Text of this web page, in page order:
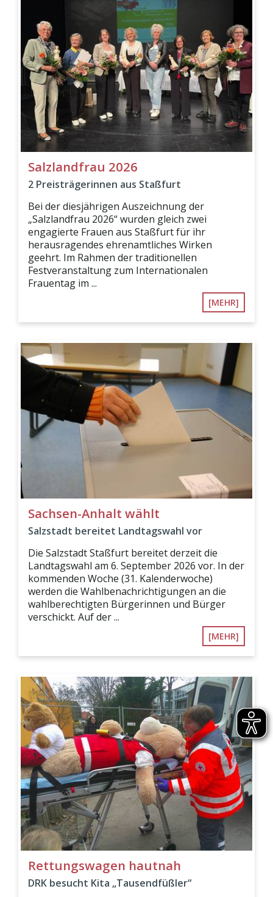
Salzlandfrau 2026
2 Preisträgerinnen aus Staßfurt
Bei der diesjährigen Auszeichnung der
„Salzlandfrau 2026“ wurden gleich zwei
engagierte Frauen aus Staßfurt für ihr
herausragendes ehrenamtliches Wirken
geehrt. Im Rahmen der traditionellen
Festveranstaltung zum Internationalen
Frauentag im ...
[MEHR]
Sachsen-Anhalt wählt
Salzstadt bereitet Landtagswahl vor
Die Salzstadt Staßfurt bereitet derzeit die
Landtagswahl am 6. September 2026 vor. In der
kommenden Woche (31. Kalenderwoche)
werden die Wahlbenachrichtigungen an die
wahlberechtigten Bürgerinnen und Bürger
verschickt. Auf der ...
[MEHR]
Rettungswagen hautnah
DRK besucht Kita „Tausendfüßler“